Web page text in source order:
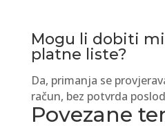
Mogu li dobiti
platne liste?
Da, primanja se
račun, bez potvrda
Povezane